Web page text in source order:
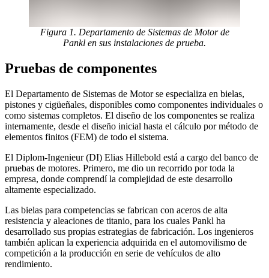
Figura 1. Departamento de Sistemas de Motor de
Pankl en sus instalaciones de prueba.
Pruebas de componentes
El Departamento de Sistemas de Motor se especializa en bielas,
pistones y cigüeñales, disponibles como componentes individuales o
como sistemas completos. El diseño de los componentes se realiza
internamente, desde el diseño inicial hasta el cálculo por método de
elementos finitos (FEM) de todo el sistema.
El Diplom-Ingenieur (DI) Elias Hillebold está a cargo del banco de
pruebas de motores. Primero, me dio un recorrido por toda la
empresa, donde comprendí la complejidad de este desarrollo
altamente especializado.
Las bielas para competencias se fabrican con aceros de alta
resistencia y aleaciones de titanio, para los cuales Pankl ha
desarrollado sus propias estrategias de fabricación. Los ingenieros
también aplican la experiencia adquirida en el automovilismo de
competición a la producción en serie de vehículos de alto
rendimiento.